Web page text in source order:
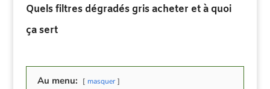
Quels filtres dégradés gris acheter et à quoi
ça sert
Au menu: masquer